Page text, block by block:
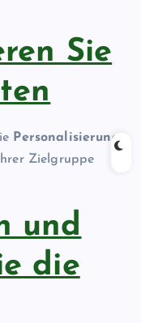
Sie
Personalisierung
Zielgruppe
und
die